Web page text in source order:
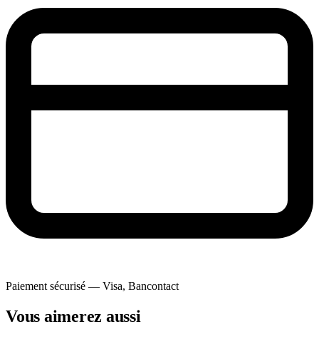
Paiement sécurisé — Visa, Bancontact
Vous aimerez aussi